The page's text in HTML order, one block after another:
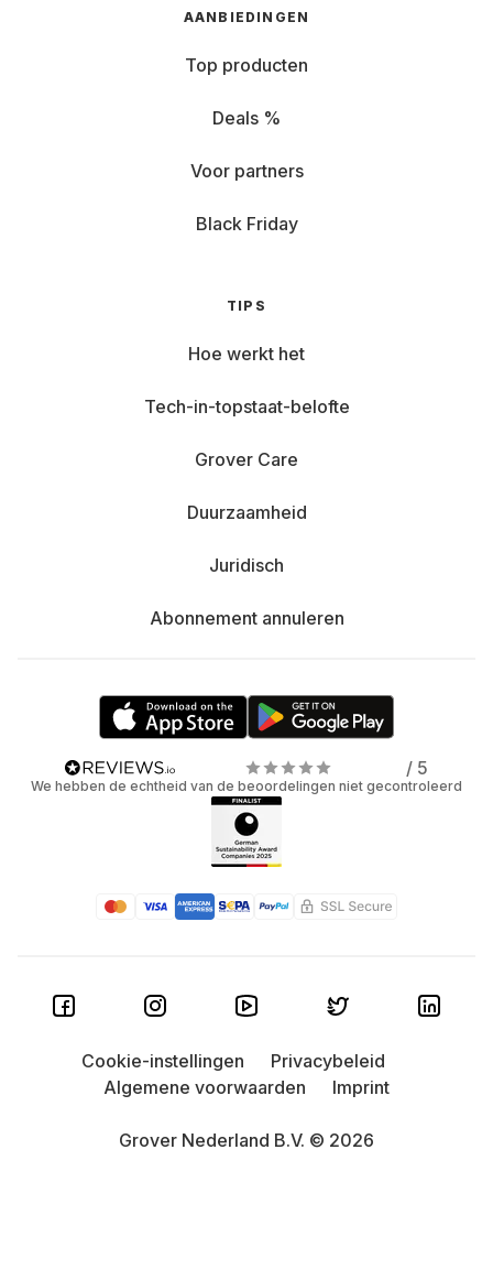
AANBIEDINGEN
Top producten
Deals %
Voor partners
Black Friday
TIPS
Hoe werkt het
Tech-in-topstaat-belofte
Grover Care
Duurzaamheid
Juridisch
Abonnement annuleren
/ 5
We hebben de echtheid van de beoordelingen niet gecontroleerd
Grover Nederland B.V. © 2026
Cookie-instellingen
Privacybeleid
Algemene voorwaarden
Imprint